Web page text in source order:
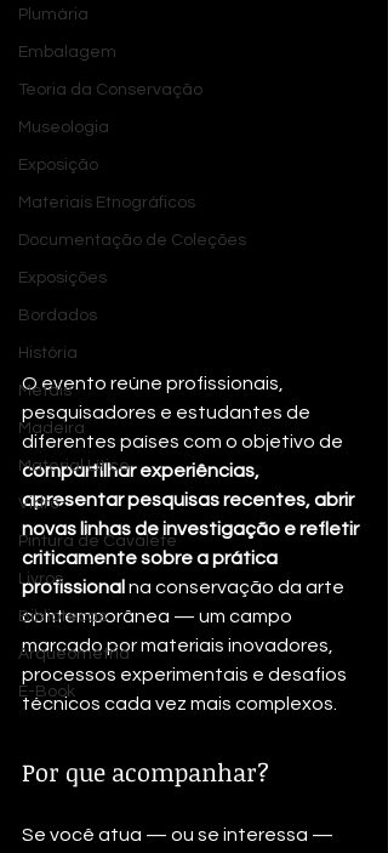
Plumária
Embalagem
Teoria da Conservação
Museologia
Exposição
Materiais Etnográficos
Documentação de Coleções
Exposições
Bordados
História
Metais
Madeira
Material Lítico
Vidro
Pintura de Cavalete
Livros
Bibliotecas
Arqueometria
E-Book
O evento reúne profissionais,
pesquisadores e estudantes de
diferentes países com o objetivo de
compartilhar experiências,
apresentar pesquisas recentes, abrir
novas linhas de investigação e refletir
criticamente sobre a prática
profissional na conservação da arte
contemporânea — um campo
marcado por materiais inovadores,
processos experimentais e desafios
técnicos cada vez mais complexos.
Por que acompanhar?
Se você atua — ou se interessa —